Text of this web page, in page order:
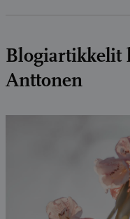
Blogiartikkelit
Anttonen